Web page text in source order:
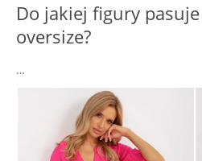
Do jakiej figury
oversize?
…